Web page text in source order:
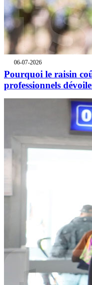
06-07-2026
Pourquoi le raisin
professionnels